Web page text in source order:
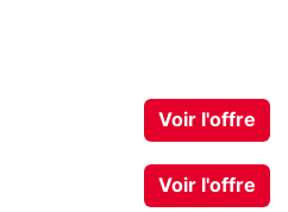
Voir l'offre
Voir l'offre